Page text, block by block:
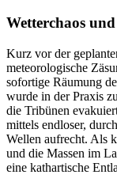
Wetterchaos
Kurz vor der
meteorologische
sofortige Räumung
wurde in der Praxis
die Tribünen
mittels endloser,
Wellen aufrecht. Als
und die Massen im
eine kathartische